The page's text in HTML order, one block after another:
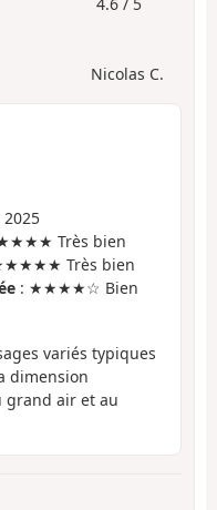
Nicolas C.
2025
Très bien
Très bien
: ★★★★☆ Bien
variés typiques
dimension
grand air et au